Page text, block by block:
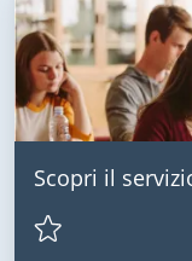
Scopri il